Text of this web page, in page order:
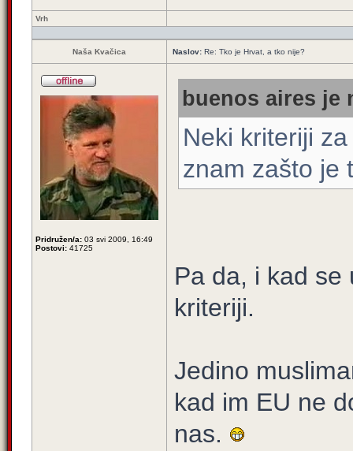
Vrh
Naša Kvačica Naslov: Re: Tko je Hrvat, a tko nije?
Pridružen/a: 03 svi 2009, 16:49
Postovi: 41725
buenos aires je
Neki kriteriji
znam zašto je
Pa da, i kad se
kriteriji.
Jedino
kad im EU ne
nas.